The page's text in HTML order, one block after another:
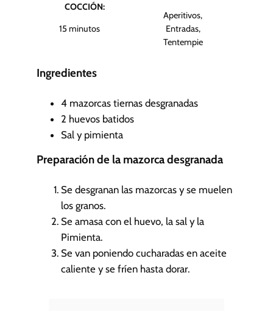
s
COCCIÓN:
15m
u
s
minutos
Aperitivos,
Entradas,
Tentempie
Ingredientes
4 mazorcas tiernas desgranadas
2 huevos batidos
Sal y pimienta
Preparación de la mazorca desgranada
Se desgranan las mazorcas y se muelen
los granos.
Se amasa con el huevo, la sal y la
Pimienta.
Se van poniendo cucharadas en aceite
caliente y se fríen hasta dorar.